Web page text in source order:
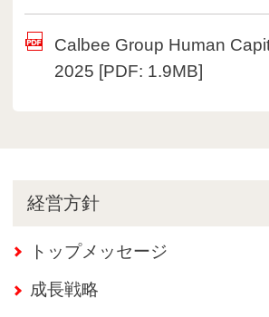
Calbee Group Human
2025 [PDF: 1.9MB]
経営方針
トップメッセージ
成長戦略